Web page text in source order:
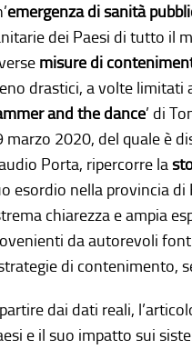
emergenza di sanità
dei Paesi di tutto il
misure di
drastici, a volte limitati
and the dance’ di
marzo 2020, del quale è
Porta, ripercorre la
esordio nella provincia di
chiarezza e ampia
da autorevoli
di contenimento,
dai dati reali,
e il suo impatto sui